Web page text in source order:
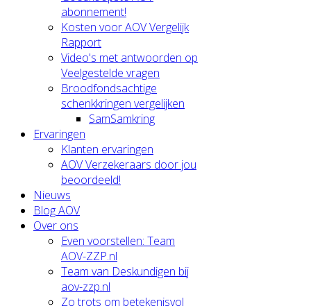
abonnement!
Kosten voor AOV Vergelijk
Rapport
Video's met antwoorden op
Veelgestelde vragen
Broodfondsachtige
schenkkringen vergelijken
SamSamkring
Ervaringen
Klanten ervaringen
AOV Verzekeraars door jou
beoordeeld!
Nieuws
Blog AOV
Over ons
Even voorstellen: Team
AOV-ZZP.nl
Team van Deskundigen bij
aov-zzp.nl
Zo trots om betekenisvol